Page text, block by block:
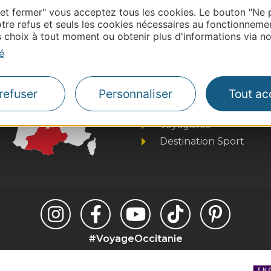
fermer" vous acceptez tous les cookies. Le bouton "Ne
refus et seuls les cookies nécessaires au
choix à tout moment ou obtenir plus d'informations via
Personnaliser Tout
Leaflet| Map data © OpenStreetMap contributors
Business/Mice
Pros d'Occitanie
Site presse et
Voyagistes
Destination Sport
#VoyageOccitanie